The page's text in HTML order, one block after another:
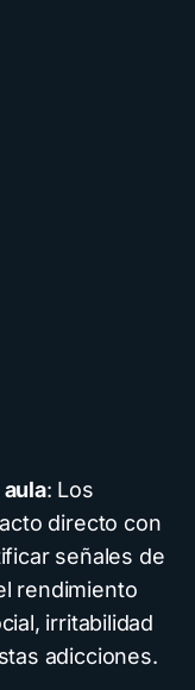
: Los
directo con
señales de
rendimiento
irritabilidad
adicciones.